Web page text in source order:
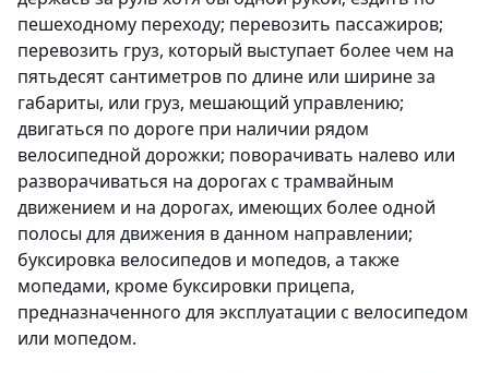
пешеходному переходу; перевозить пассажиров;
перевозить груз, который выступает более чем на
пятьдесят сантиметров по длине или ширине за
габариты, или груз, мешающий управлению;
двигаться по дороге при наличии рядом
велосипедной дорожки; поворачивать налево или
разворачиваться на дорогах с трамвайным
движением и на дорогах, имеющих более одной
полосы для движения в данном направлении;
буксировка велосипедов и мопедов, а также
мопедами, кроме буксировки прицепа,
предназначенного для эксплуатации с велосипедом
или мопедом.